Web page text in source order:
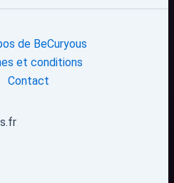
de BeCuryous
et conditions
Contact